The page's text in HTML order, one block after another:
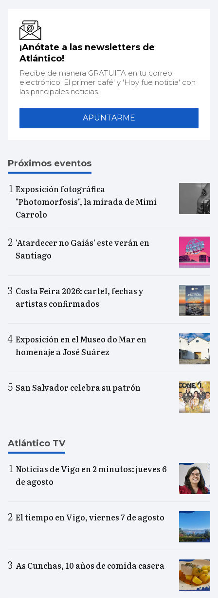
¡Anótate a las newsletters de
Atlántico!
Recibe de manera GRATUITA en tu correo
electrónico 'El primer café' y 'Hoy fue noticia' con
las principales noticias.
APUNTARME
Próximos eventos
Exposición fotográfica
"Photomorfosis", la mirada de Mimi
Carrolo
‘Atardecer no Gaiás’ este verán en
Santiago
Costa Feira 2026: cartel, fechas y
artistas confirmados
Exposición en el Museo do Mar en
homenaje a José Suárez
San Salvador celebra su patrón
Atlántico TV
Noticias de Vigo en 2 minutos: jueves 6
de agosto
El tiempo en Vigo, viernes 7 de agosto
As Cunchas, 10 años de comida casera